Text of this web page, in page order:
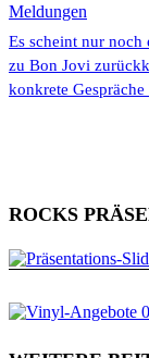
Meldungen
Es scheint nur noch
zu Bon Jovi
konkrete Gespräche
ROCKS